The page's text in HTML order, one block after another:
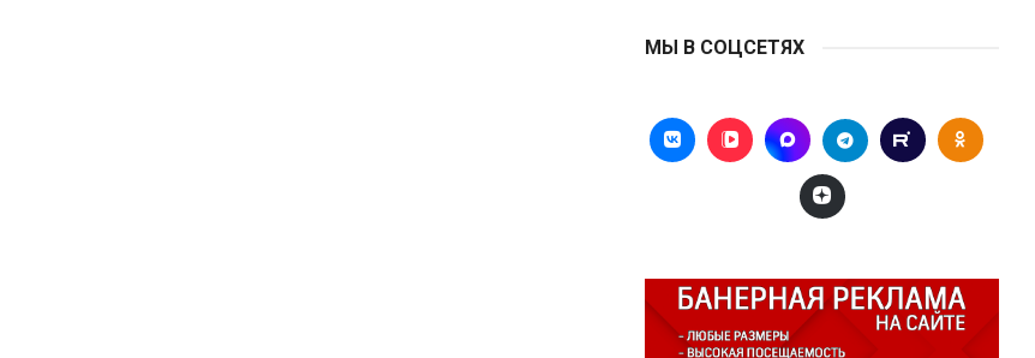
МЫ В СОЦСЕТЯХ